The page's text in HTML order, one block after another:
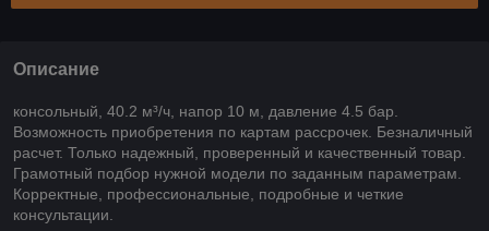
Описание
консольный, 40.2 м³/ч, напор 10 м, давление 4.5 бар.
Возможность приобретения по картам рассрочек. Безналичный
расчет. Только надежный, проверенный и качественный товар.
Грамотный подбор нужной модели по заданным параметрам.
Корректные, профессиональные, подробные и четкие
консультации.